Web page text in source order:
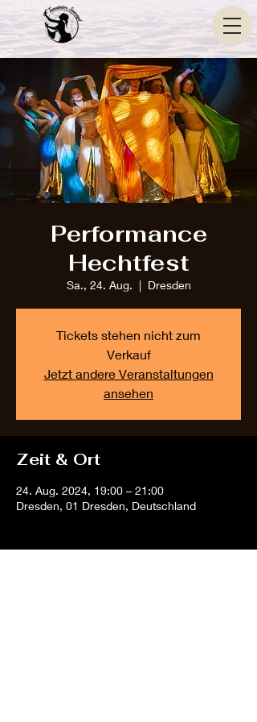
Performance
Hechtfest
Sa., 24. Aug.
  |
Dresden
Tickets stehen nicht zum
Verkauf
Jetzt andere Veranstaltungen
ansehen
Zeit & Ort
24. Aug. 2024, 19:00 – 21:00
Dresden, 01 Dresden, Deutschland